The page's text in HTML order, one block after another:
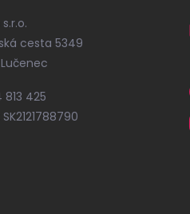
cesta 5349
813 425
SK2121788790